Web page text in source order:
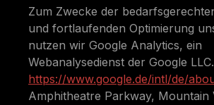
Zum Zwecke der
und fortlaufenden Optimierung
nutzen wir Google Analytics, ein
Webanalysedienst der Google
https://www.google.de/intl/de/
Amphitheatre Parkway, Mountain